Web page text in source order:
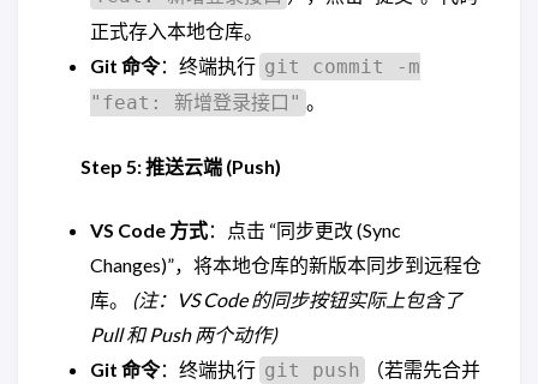
正式存入本地仓库。
Git 命令：终端执行 git commit -m
"feat: 新增登录接口" 。
Step 5: 推送云端 (Push)
VS Code 方式：点击 “同步更改 (Sync
Changes)”，将本地仓库的新版本同步到远程仓
库。 (注：VS Code 的同步按钮实际上包含了
Pull 和 Push 两个动作)
Git 命令：终端执行 git push
（若需先合并